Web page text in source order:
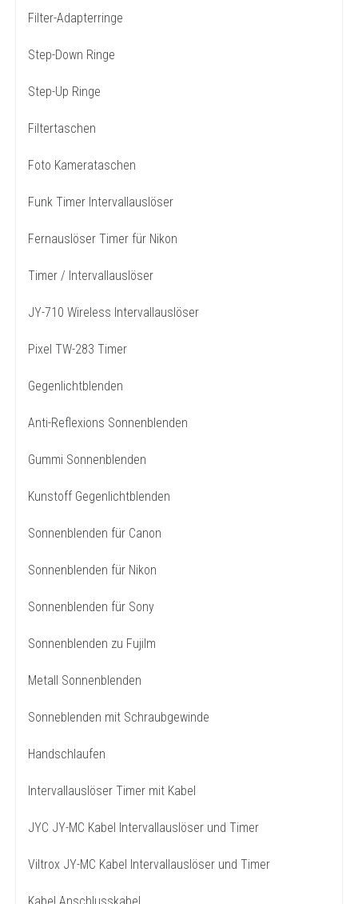
Filter-Adapterringe
Step-Down Ringe
Step-Up Ringe
Filtertaschen
Foto Kamerataschen
Funk Timer Intervallauslöser
Fernauslöser Timer für Nikon
Timer / Intervallauslöser
JY-710 Wireless Intervallauslöser
Pixel TW-283 Timer
Gegenlichtblenden
Anti-Reflexions Sonnenblenden
Gummi Sonnenblenden
Kunstoff Gegenlichtblenden
Sonnenblenden für Canon
Sonnenblenden für Nikon
Sonnenblenden für Sony
Sonnenblenden zu Fujilm
Metall Sonnenblenden
Sonneblenden mit Schraubgewinde
Handschlaufen
Intervallauslöser Timer mit Kabel
JYC JY-MC Kabel Intervallauslöser und Timer
Viltrox JY-MC Kabel Intervallauslöser und Timer